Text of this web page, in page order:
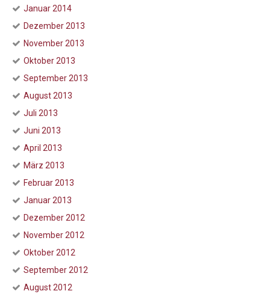
Januar 2014
Dezember 2013
November 2013
Oktober 2013
September 2013
August 2013
Juli 2013
Juni 2013
April 2013
März 2013
Februar 2013
Januar 2013
Dezember 2012
November 2012
Oktober 2012
September 2012
August 2012